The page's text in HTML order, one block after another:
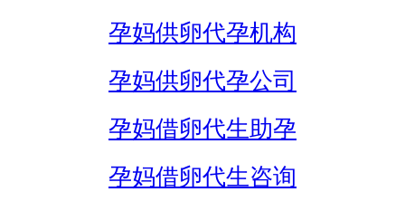
孕妈供卵代孕机构
孕妈供卵代孕公司
孕妈借卵代生助孕
孕妈借卵代生咨询